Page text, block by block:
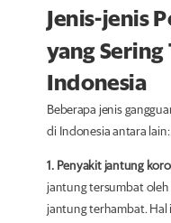
Jenis-jenis
yang Sering
Indonesia
Beberapa jenis
di Indonesia antara lain:
1. Penyakit jantung
jantung tersumbat oleh
jantung terhambat. Hal